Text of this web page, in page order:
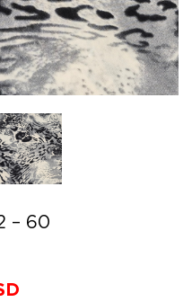
– 60